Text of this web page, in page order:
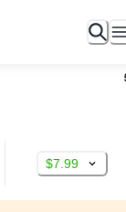
$7.99